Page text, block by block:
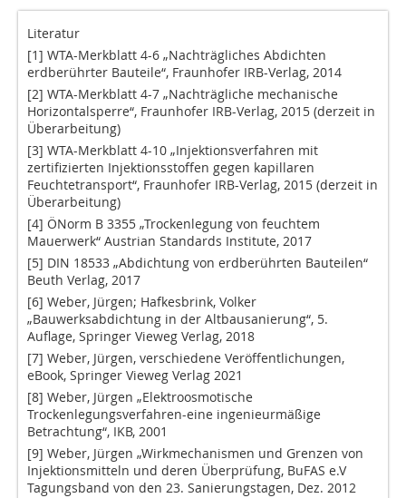
Literatur
[1] WTA-Merkblatt 4-6 „Nachträgliches Abdichten
erdberührter Bauteile“, Fraunhofer IRB-Verlag, 2014
[2] WTA-Merkblatt 4-7 „Nachträgliche mechanische
Horizontalsperre“, Fraunhofer IRB-Verlag, 2015 (derzeit in
Überarbeitung)
[3] WTA-Merkblatt 4-10 „Injektionsverfahren mit
zertifizierten Injektionsstoffen gegen kapillaren
Feuchtetransport“, Fraunhofer IRB-Verlag, 2015 (derzeit in
Überarbeitung)
[4] ÖNorm B 3355 „Trockenlegung von feuchtem
Mauerwerk“ Austrian Standards Institute, 2017
[5] DIN 18533 „Abdichtung von erdberührten Bauteilen“
Beuth Verlag, 2017
[6] Weber, Jürgen; Hafkesbrink, Volker
„Bauwerksabdichtung in der Altbausanierung“, 5.
Auflage, Springer Vieweg Verlag, 2018
[7] Weber, Jürgen, verschiedene Veröffentlichungen,
eBook, Springer Vieweg Verlag 2021
[8] Weber, Jürgen „Elektroosmotische
Trockenlegungsverfahren-eine ingenieurmäßige
Betrachtung“, IKB, 2001
[9] Weber, Jürgen „Wirkmechanismen und Grenzen von
Injektionsmitteln und deren Überprüfung, BuFAS e.V
Tagungsband von den 23. Sanierungstagen, Dez. 2012